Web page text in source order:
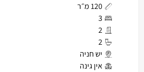
120 מ״ר
3
2
2
יש חניה
אין גינה